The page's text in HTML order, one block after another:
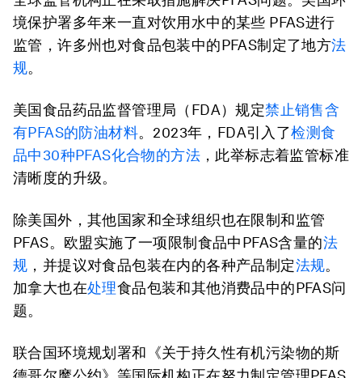
境保护署多年来一直对饮用水中的某些 PFAS进行
监管，许多州也对食品包装中的PFAS制定了地方法
规。
美国食品药品监督管理局（FDA）规定禁止销售含
有PFAS的防油材料。2023年，FDA引入了检测食
品中30种PFAS化合物的方法 ，此举标志着监管标准
清晰度的升级。
除美国外，其他国家和全球组织也在限制和监管
PFAS。欧盟实施了一项限制食品中PFAS含量的法
规 ，并提议对食品包装在内的各种产品制定法规。
加拿大也在处理食品包装和其他消费品中的PFAS问
题。
联合国环境规划署和《关于持久性有机污染物的斯